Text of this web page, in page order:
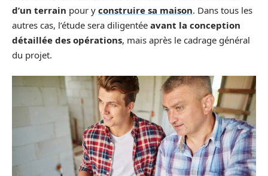
d’un terrain pour y construire sa maison. Dans tous les
autres cas, l’étude sera diligentée avant la conception
détaillée des opérations, mais après le cadrage général
du projet.